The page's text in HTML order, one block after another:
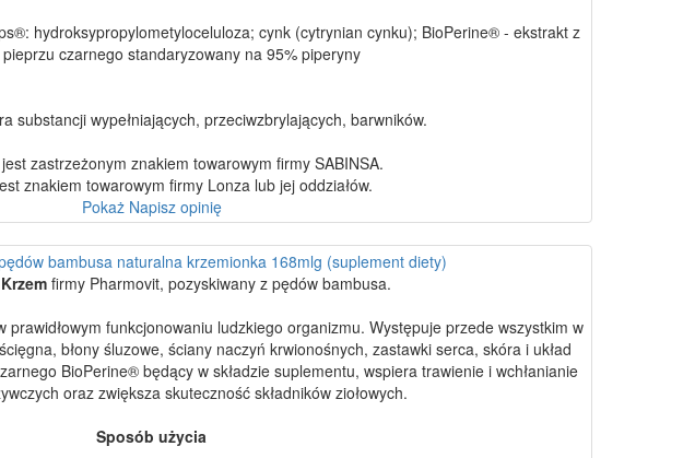
hydroksypropylometyloceluloza; cynk (cytrynian cynku); BioPerine® - ekstrakt z
czarnego standaryzowany na 95% piperyny
substancji wypełniających, przeciwzbrylających, barwników.
zastrzeżonym znakiem towarowym firmy SABINSA.
znakiem towarowym firmy Lonza lub jej oddziałów.
Pokaż Napisz opinię
bambusa naturalna krzemionka 168mlg (suplement diety)
firmy Pharmovit, pozyskiwany z pędów bambusa.
prawidłowym funkcjonowaniu ludzkiego organizmu. Występuje przede wszystkim w
błony śluzowe, ściany naczyń krwionośnych, zastawki serca, skóra i układ
BioPerine® będący w składzie suplementu, wspiera trawienie i wchłanianie
oraz zwiększa skuteczność składników ziołowych.
Sposób użycia